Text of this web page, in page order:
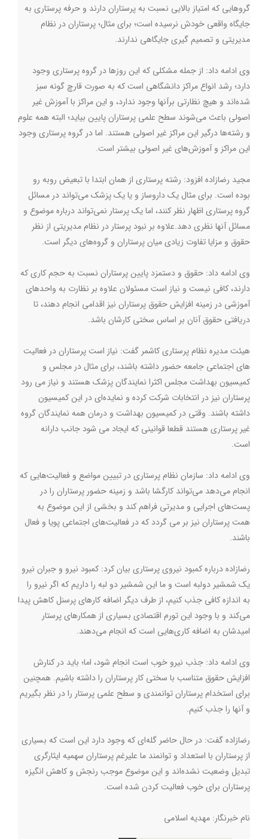
گروهایی که امتیاز بالایی نسبت به پرستاران دارند و حرفه پرستاری به
جایگاه واقعی خودش نرسیده است؛ برای مثال؛ پرستاران در نظام
مدیریتی و تصمیم گیری جایگاهی ندارند.
وی ادامه داد: از جمله مشکلی که این روزها در گروه پرستاری وجود
دارد؛ رشد انواع مراکز دانشگاهی است که به صورت قارچ گونه سبز
شده‌اند و هیچ نظارتی برآنها وجود ندارد، و این مراکز با آموزش غیر
اصولی باعث می‌شوند سطح علمی پرستاران پایین بیاید؛ البته همه علوم
و رشته‌ها درگیر این مراکز غیر اصولی هستند. اما در گروه پرستاری وجود
این مراکز و آموزش‌های غیر اصولی بیشتر است.
مجید رضازاده افزود: رشته پرستاری از همان ابتدا با تبعیض روبه رو
بوده است. برای مثال یک داروساز و یا یک پزشک می‌تواند در مسائل
گروه پرستاری اظهار نظر کنند، اما یک پرستار نمی‌تواند درباره موضوع و
مسائل آنها نظری دهد.علاوه بر نبود پرستار در نظام مدیریتی از نظر
حقوق و مزایا تفاوت زیادی میان پرستاران و گروه‌های دیگر است.
وی ادامه داد: حقوق و دستمزد پایین پرستاران نسبت به حجم کاری که
دارند، کافی نیست و نیاز است مسئولان علاوه بر نظارت به واحد‌های
آموزشی در زمینه افزایش حقوق پرستاران نیز اقدامی انجام دهند، تا
دریافتی حقوق آنان بر اساس سختی کارشان باشد.
هیئت مدیره نظام پرستاری کاشمر گفت: نیاز است پرستاران در فعالیت
های اجتماعی جامعه حضور داشته باشند، برای مثال در مجلس و
کمیسیون بهداشت مجلس اکثرا نمایندگان پزشک هستند و نیاز می رود
پرستاران نیز در انتخابات شرکت کرده و نمایده‌ای در این کمیسیون
داشته باشند. وقتی در کمیسیون بهداشت و درمان همه نمایندگان گروه
غیر پرستاری هستند قطعا قوانینی که ایجاد می شود جانب دارانه
است.
وی ادامه داد: سازمان نظام پرستاری در تبیین مواضع و فعالیت‌هایی که
انجام می‌دهد می‌تواند کارگشا باشد و زمینه حضور پرستاران را در
پست‌های اجرایی و مدیرتی فراهم کند و بخشی از این موضوع به
همت پرستاران نیز بر می گردد که در فعالیت‌های اجتماعی پویا و فعال
باشند.
رضازاده درباره کمبود نیروی پرستاری بیان کرد: کمبود نیرو و جبران نیرو
یک شمشیر دولبه است و ما این شمشیر دو لبه را داریم که اگر نیرو را
به اندازه کافی جذب کنیم، از طرف دیگر اضافه کارهای پرسنل کاهش پیدا
می‌کند و با وجود این تورم اقتصادی بسیاری از همکارهای پرستار
امیدشان به اضافه کاری‌هایی است که انجام می‌دهند.
وی ادامه داد: جذب نیرو خوب است انجام شود، اما؛ باید در کنارش
افزایش حقوق متناسب با سختی کار پرستاران را داشته باشیم. همچنین
برای استخدام پرستاران توانمندی و سطح علمی پرستار را در نظر بگیریم
و آنها را جذب کنیم.
رضازاده گفت: در حال حاضر گله‌ای که وجود دارد این است که بسیاری
از پرستاران با استعداد و توانمند ما علیرغم پرستاران سهمیه ایثارگری
تبدیل وضعیت نشده‌اند و این موضوع موجب رنجش و کاهش انگیزه
پرستاران برای خوب فعالیت کردن شده است.
نام خبرنگار: مهدیه اسلامی